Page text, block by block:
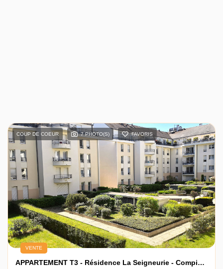
COUP DE COEUR 7 PHOTO(S) FAVORIS
VENTE
APPARTEMENT T3 - Résidence La Seigneurie - Compiègne